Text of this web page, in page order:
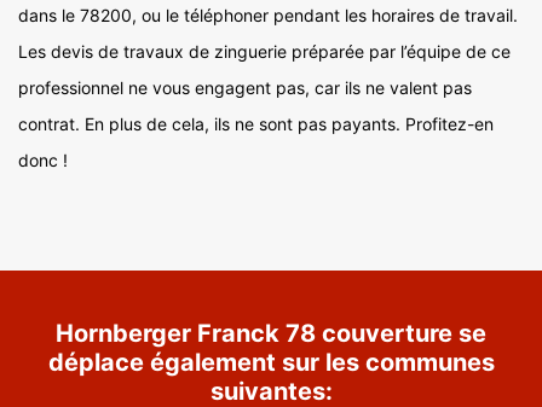
dans le 78200, ou le téléphoner pendant les horaires de travail.
Les devis de travaux de zinguerie préparée par l’équipe de ce
professionnel ne vous engagent pas, car ils ne valent pas
contrat. En plus de cela, ils ne sont pas payants. Profitez-en
donc !
Hornberger Franck 78 couverture se
déplace également sur les communes
suivantes: